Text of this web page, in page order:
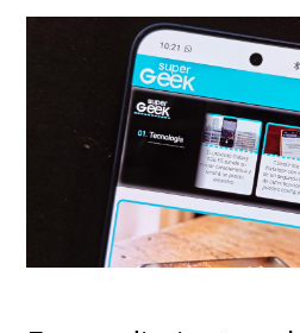
Si ya habías